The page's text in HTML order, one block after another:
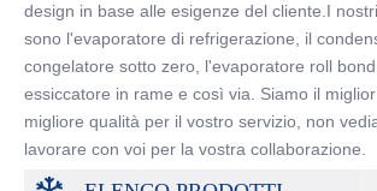
design in base alle esigenze del cliente.I
sono l'evaporatore di refrigerazione, il
congelatore sotto zero, l'evaporatore roll
essiccatore in rame e così via. Siamo il
migliore qualità per il vostro servizio, non
lavorare con voi per la vostra collaborazione.